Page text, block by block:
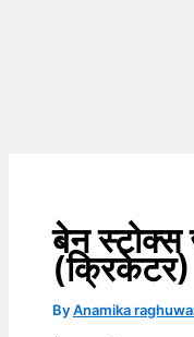
बेन
ByAnamika